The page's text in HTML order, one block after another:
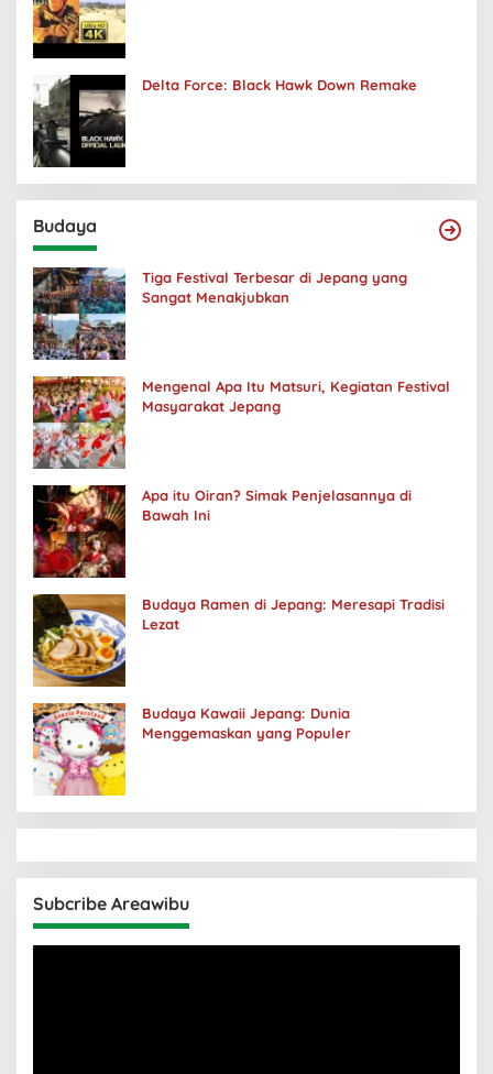
Delta Force: Black Hawk Down Remake
Budaya
Tiga Festival Terbesar di Jepang yang
Sangat Menakjubkan
Mengenal Apa Itu Matsuri, Kegiatan Festival
Masyarakat Jepang
Apa itu Oiran? Simak Penjelasannya di
Bawah Ini
Budaya Ramen di Jepang: Meresapi Tradisi
Lezat
Budaya Kawaii Jepang: Dunia
Menggemaskan yang Populer
Subcribe Areawibu